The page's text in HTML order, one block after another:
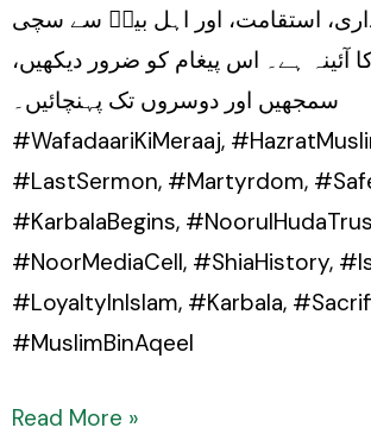
استقامت، اور اہل بیتؑ سے سچی
آئینہ ہے۔ اس پیغام کو ضرور دیکھیں،
سمجھیں اور دوسروں تک پہنچائیں۔
#WafadaariKiMeraaj,
#LastSermon, #Martyrdom,
#KarbalaBegins,
#NoorMediaCell, #ShiaHistory,
#LoyaltyInIslam, #Karbala,
#MuslimBinAqeel
Read More »